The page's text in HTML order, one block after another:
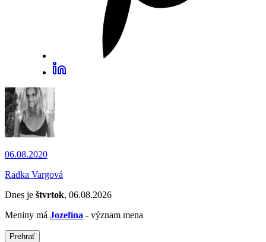
06.08.2020
Radka Vargová
Dnes je štvrtok, 06.08.2026
Meniny má Jozefína - význam mena
Prehrať